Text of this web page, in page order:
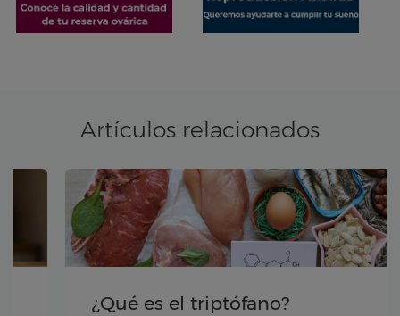
Artículos relacionados
¿Qué es el triptófano?